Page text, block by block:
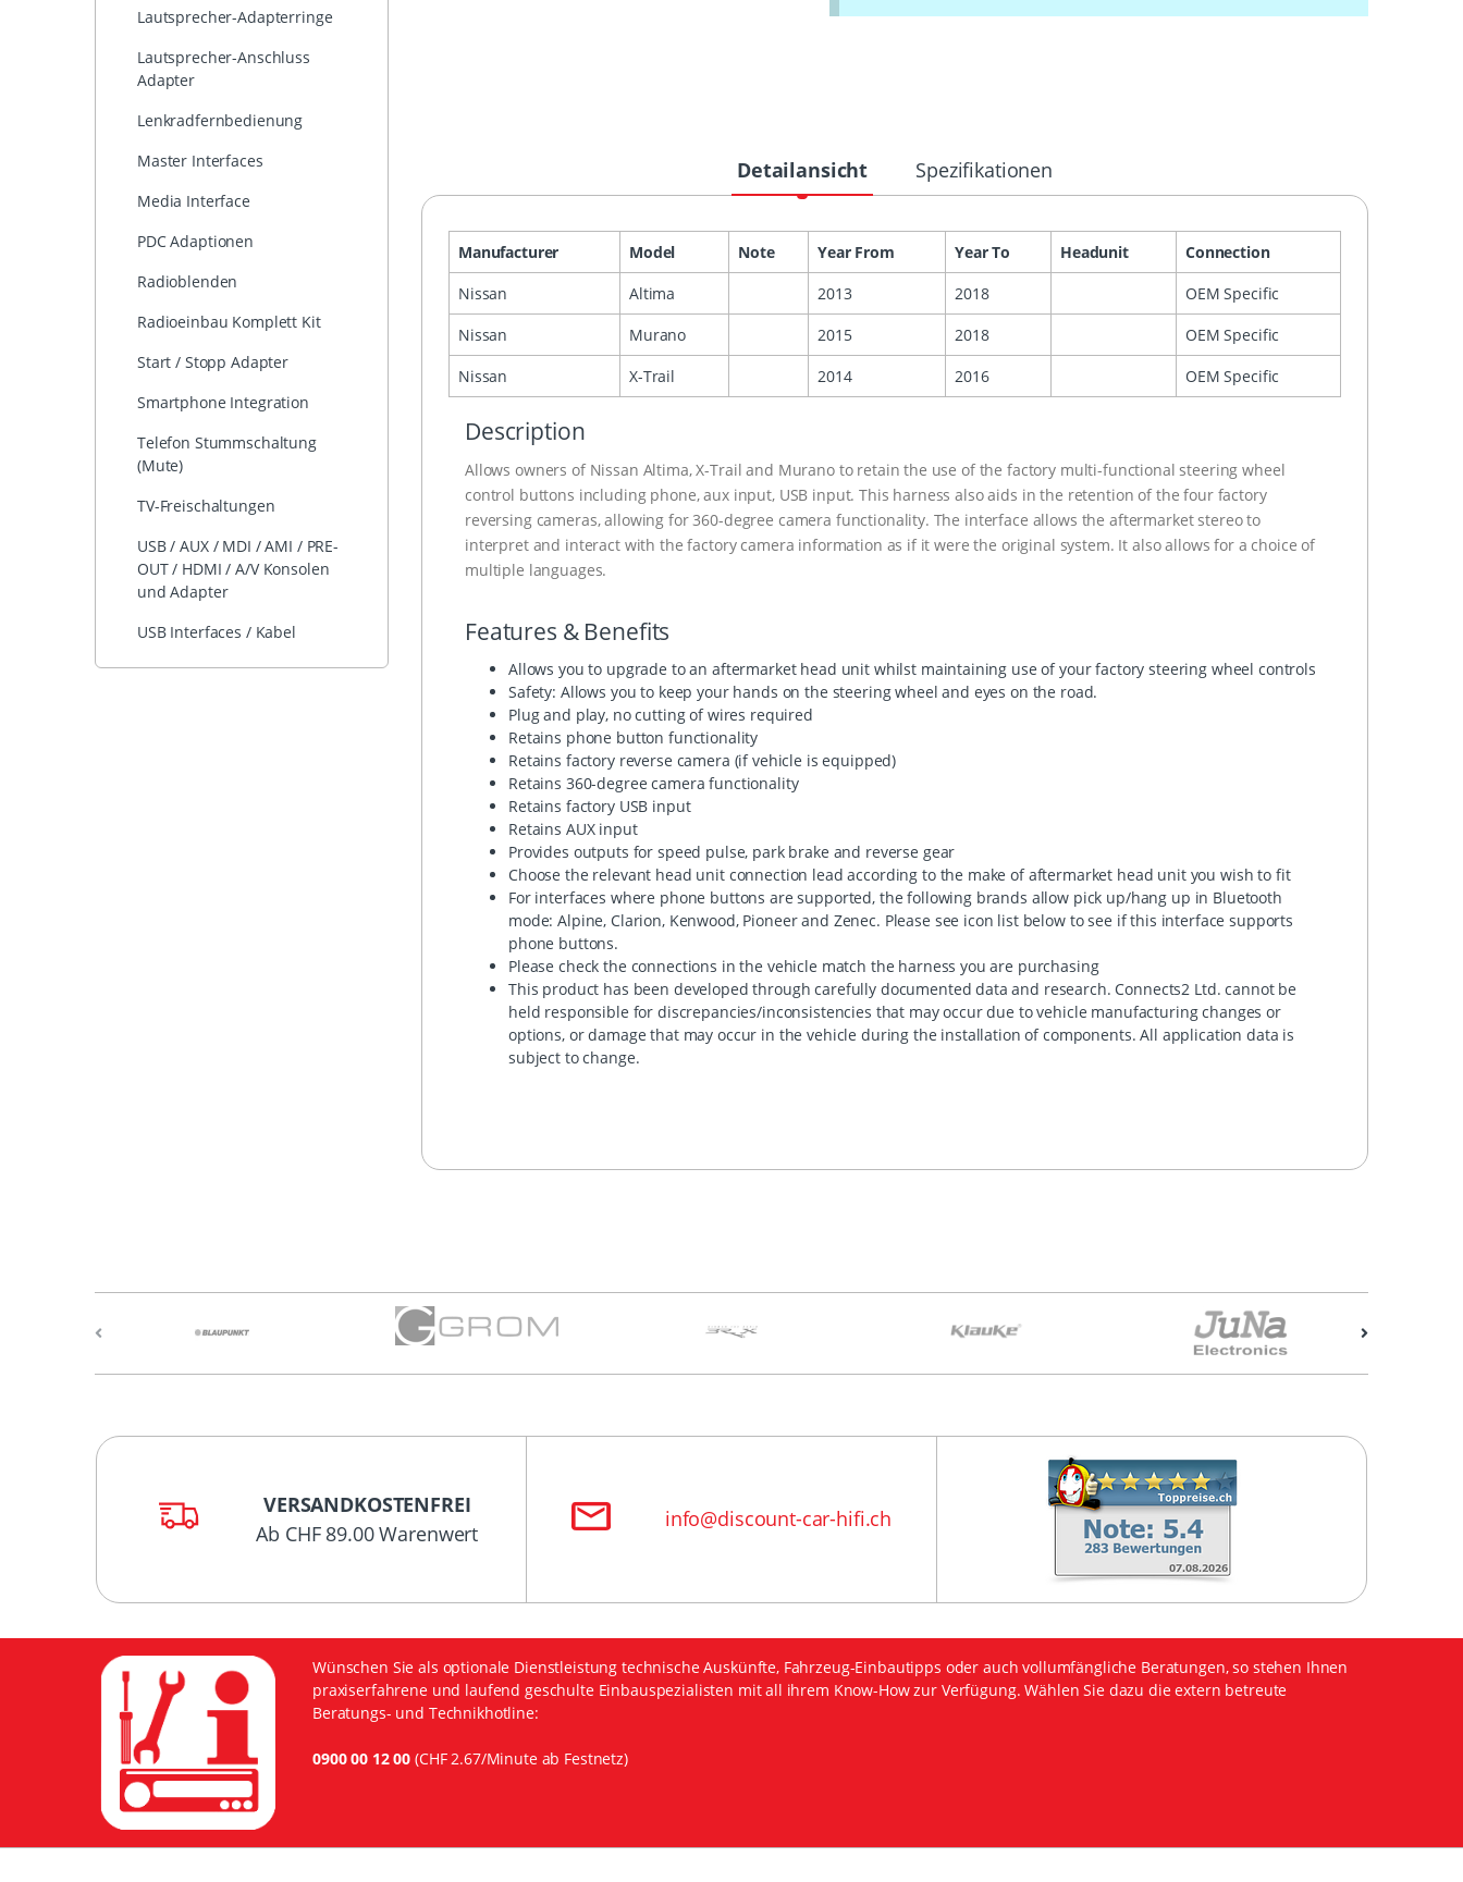
Lautsprecher-Adapterringe
Lautsprecher-Anschluss
Adapter
Lenkradfernbedienung
Master Interfaces
Media Interface
PDC Adaptionen
Radioblenden
Radioeinbau Komplett Kit
Start / Stopp Adapter
Smartphone Integration
Telefon Stummschaltung
(Mute)
TV-Freischaltungen
USB / AUX / MDI / AMI / PRE-
OUT / HDMI / A/V Konsolen
und Adapter
USB Interfaces / Kabel
Detailansicht Spezifikationen
Manufacturer Model Note Year From Year To Headunit
Connection
Nissan
Altima 2013 2018
OEM Specific
Nissan
Murano 2015 2018
OEM Specific
Nissan
X-Trail 2014 2016 OEM Specific
Description
Allows owners of Nissan Altima, X-Trail and Murano to retain the use of the factory multi-functional steering wheel
control buttons including phone, aux input, USB input. This harness also aids in the retention of the four factory
reversing cameras, allowing for 360-degree camera functionality. The interface allows the aftermarket stereo to
interpret and interact with the factory camera information as if it were the original system. It also allows for a choice of
multiple languages.
Features & Benefits
Allows you to upgrade to an aftermarket head unit whilst maintaining use of your factory steering wheel controls
Safety: Allows you to keep your hands on the steering wheel and eyes on the road.
Plug and play, no cutting of wires required
Retains phone button functionality
Retains factory reverse camera (if vehicle is equipped)
Retains 360-degree camera functionality
Retains factory USB input
Retains AUX input
Provides outputs for speed pulse, park brake and reverse gear
Choose the relevant head unit connection lead according to the make of aftermarket head unit you wish to fit
For interfaces where phone buttons are supported, the following brands allow pick up/hang up in Bluetooth
mode: Alpine, Clarion, Kenwood, Pioneer and Zenec. Please see icon list below to see if this interface supports
phone buttons.
Please check the connections in the vehicle match the harness you are purchasing
This product has been developed through carefully documented data and research. Connects2 Ltd. cannot be
held responsible for discrepancies/inconsistencies that may occur due to vehicle manufacturing changes or
options, or damage that may occur in the vehicle during the installation of components. All application data is
subject to change.
VERSANDKOSTENFREI
Ab CHF 89.00 Warenwert
info@discount-car-hifi.ch
Wünschen Sie als optionale Dienstleistung technische Auskünfte, Fahrzeug-Einbautipps oder auch vollumfängliche Beratungen, so stehen Ihnen
praxiserfahrene und laufend geschulte Einbauspezialisten mit all ihrem Know-How zur Verfügung. Wählen Sie dazu die extern betreute
Beratungs- und Technikhotline:
0900 00 12 00 (CHF 2.67/Minute ab Festnetz)